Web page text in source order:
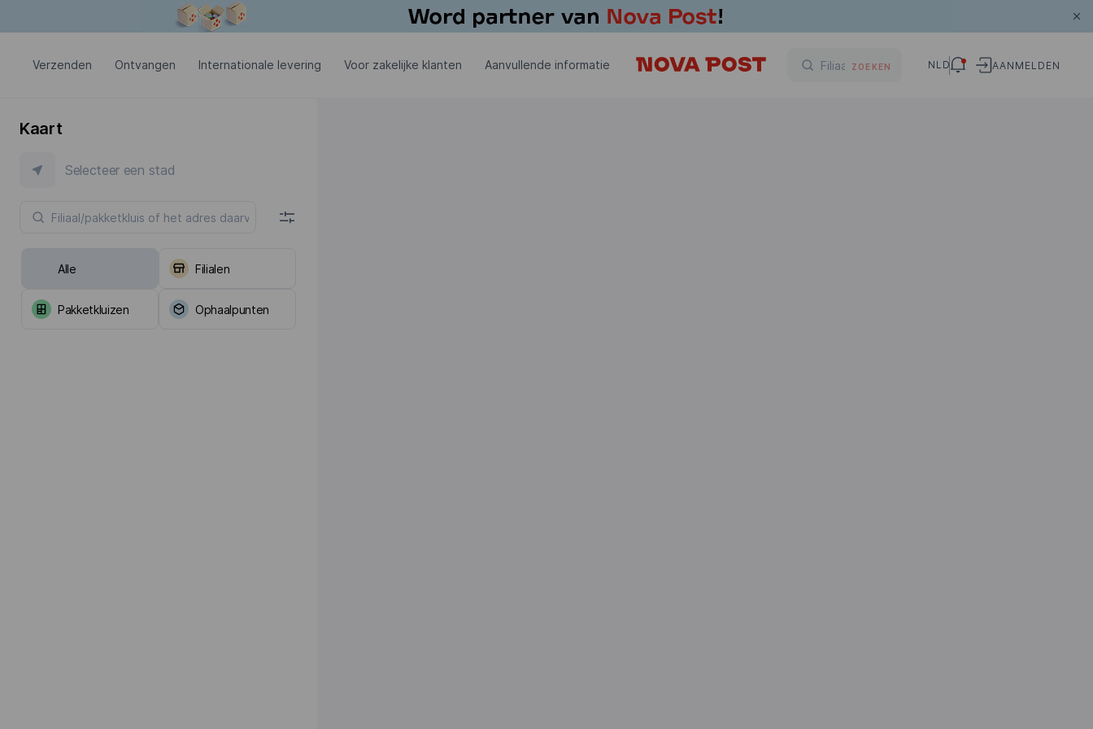
Verzenden Ontvangen Internationale levering Voor zakelijke klanten Aanvullende informatie ZOEKEN NLD AANMELDEN
Kaart
Selecteer een stad
Alle Filialen
Pakketkluizen Ophaalpunten